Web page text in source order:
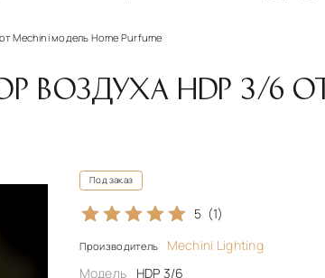
Mechini модель Home Purfume
ВОЗДУХА HDP 3/6
Под заказ
5 (1)
Производитель
Mechini Lighting
Модель
HDP 3/6